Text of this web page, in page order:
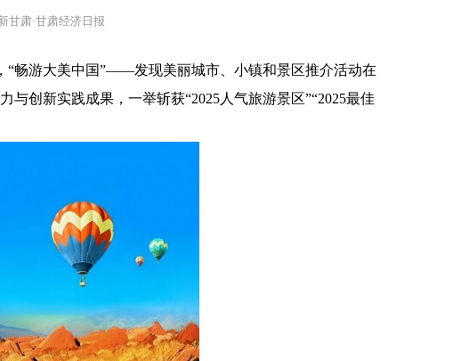
甘肃·甘肃经济日报
“畅游大美中国”——发现美丽城市、小镇和景区推介活动在
创新实践成果，一举斩获“2025人气旅游景区”“2025最佳